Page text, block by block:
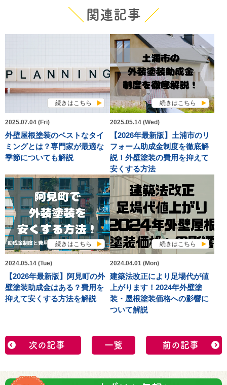
関連記事
続きはこちら
2025.07.04 (Fri)
外壁屋根塗装のベストなタイ
ミングとは？専門家が最適な
季節についても解説
続きはこちら
2025.05.14 (Wed)
【2026年最新版】土浦市のリ
フォーム助成金制度を徹底解
説！外壁塗装の費用を抑えて
安くする方法
続きはこちら
2024.05.14 (Tue)
【2026年最新版】阿見町の外
壁塗装助成金はある？費用を
抑えて安くする方法を解説
続きはこちら
2024.04.01 (Mon)
建築法改正により足場代が値
上がります！2024年外壁塗
装・屋根塗装価格への影響に
ついて解説
次の記事 一覧 前の記事